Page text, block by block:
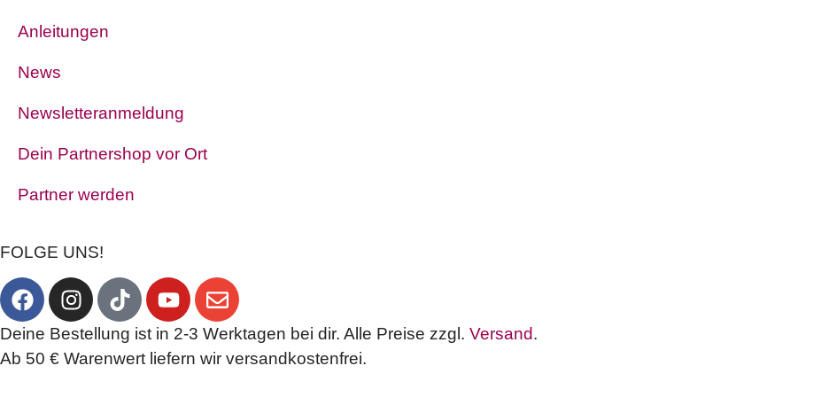
Anleitungen
News
Newsletteranmeldung
Dein Partnershop vor Ort
Partner werden
FOLGE UNS!
Deine Bestellung ist in 2-3 Werktagen bei dir. Alle Preise zzgl. Versand.
Ab 50 € Warenwert liefern wir versandkostenfrei.